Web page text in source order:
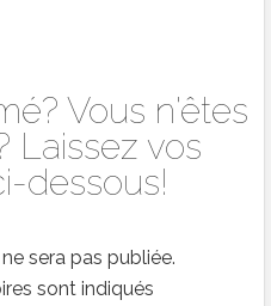
Vous n'êtes
Laissez vos
dessous!
sera pas publiée.
sont indiqués